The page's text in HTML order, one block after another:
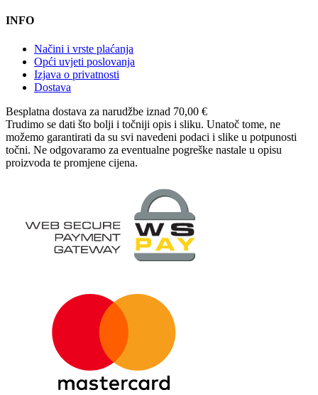
INFO
Načini i vrste plaćanja
Opći uvjeti poslovanja
Izjava o privatnosti
Dostava
Besplatna dostava za narudžbe iznad 70,00 €
Trudimo se dati što bolji i točniji opis i sliku. Unatoč tome, ne
možemo garantirati da su svi navedeni podaci i slike u potpunosti
točni. Ne odgovaramo za eventualne pogreške nastale u opisu
proizvoda te promjene cijena.